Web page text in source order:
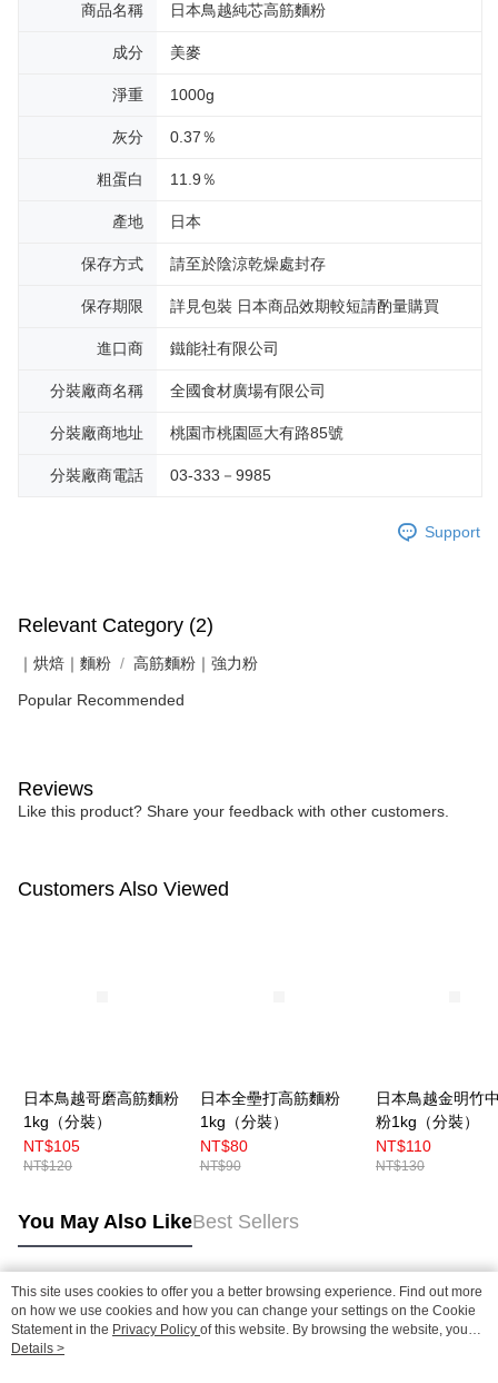
商品名稱 日本鳥越純芯高筋麵粉
成分 美麥
淨重 1000g
灰分 0.37％
粗蛋白 11.9％
產地 日本
保存方式 請至於陰涼乾燥處封存
保存期限 詳見包裝 日本商品效期較短請酌量購買
進口商 鐵能社有限公司
分裝廠商名稱 全國食材廣場有限公司
分裝廠商地址 桃園市桃園區大有路85號
分裝廠商電話 03-333－9985
Support
Relevant Category (2)
｜烘焙｜麵粉 高筋麵粉｜強力粉
Popular Recommended
Reviews
Like this product? Share your feedback with other customers.
Customers Also Viewed
日本鳥越哥磨高筋麵粉
1kg（分裝）
NT$105
NT$120
日本全壘打高筋麵粉
1kg（分裝）
NT$80
NT$90
日本鳥越金明竹
粉1kg（分裝）
NT$110
NT$130
You May Also LikeBest Sellers
Popular Tags
This site uses cookies to offer you a better browsing experience. Find out more
on how we use cookies and how you can change your settings on the Cookie
Statement in the Privacy Policy of this website. By browsing the website, you
agree to our use of cookies as described in our Cookie Statement.
Details >